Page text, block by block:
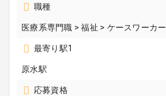
職種
医療系専門職 > 福祉 > ケースワーカー
最寄り駅1
原水駅
応募資格